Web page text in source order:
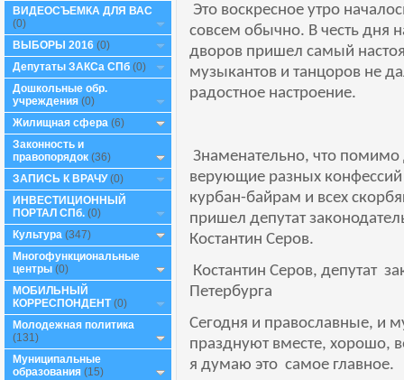
ВИДЕОСЪЕМКА ДЛЯ ВАС
(0)
ВЫБОРЫ 2016 (0)
Депутаты ЗАКСа СПб (0)
Дошкольные обр.
учреждения (0)
Жилищная сфера (6)
Законность и
правопорядок (36)
ЗАПИСЬ К ВРАЧУ(0)
ИНВЕСТИЦИОННЫЙ
ПОРТАЛ СПб. (0)
Культура (347)
Многофункциональные
центры (0)
МОБИЛЬНЫЙ
КОРРЕСПОНДЕНТ(0)
Молодежная политика
(131)
Муниципальные
образования (15)
Это воскресное утро
совсем обычно. В честь дня
дворов пришел самый
музыкантов и танцоров не
радостное настроение.
Знаменательно, что помимо
верующие разных
курбан-байрам и всех
пришел депутат
Костантин Серов.
Костантин Серов, депутат
Петербурга
Сегодня и православные, и
празднуют вместе, хорошо,
я думаю это самое главное.